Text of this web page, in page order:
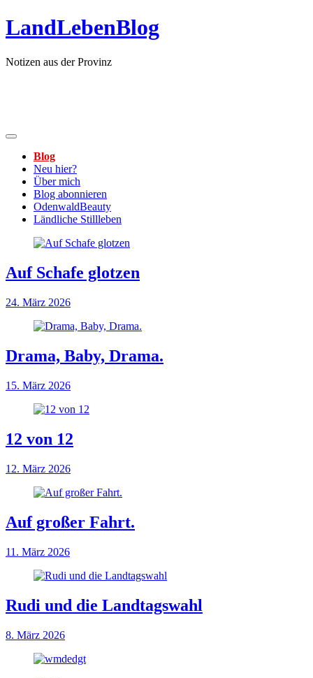
Zum
Inhalt
LandLebenBlog
Notizen aus der Provinz
Blog
Neu hier?
Über mich
Blog abonnieren
OdenwaldBeauty
Ländliche Stillleben
Auf Schafe glotzen
24. März 2026
Drama, Baby, Drama.
15. März 2026
12 von 12
12. März 2026
Auf großer Fahrt.
11. März 2026
Rudi und die Landtagswahl
8. März 2026